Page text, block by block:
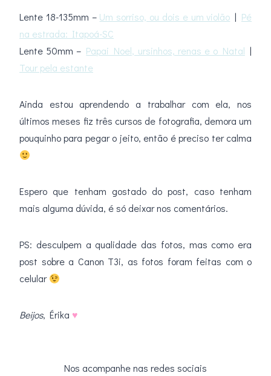
Lente 18-135mm – Um sorriso, ou dois e um violão | Pé
na estrada: Itapoá-SC
Lente 50mm – Papai Noel, ursinhos, renas e o Natal |
Tour pela estante
Ainda estou aprendendo a trabalhar com ela, nos
últimos meses fiz três cursos de fotografia, demora um
pouquinho para pegar o jeito, então é preciso ter calma
Espero que tenham gostado do post, caso tenham
mais alguma dúvida, é só deixar nos comentários.
PS: desculpem a qualidade das fotos, mas como era
post sobre a Canon T3i, as fotos foram feitas com o
celular
Beijos, Érika ♥
Nos acompanhe nas redes sociais